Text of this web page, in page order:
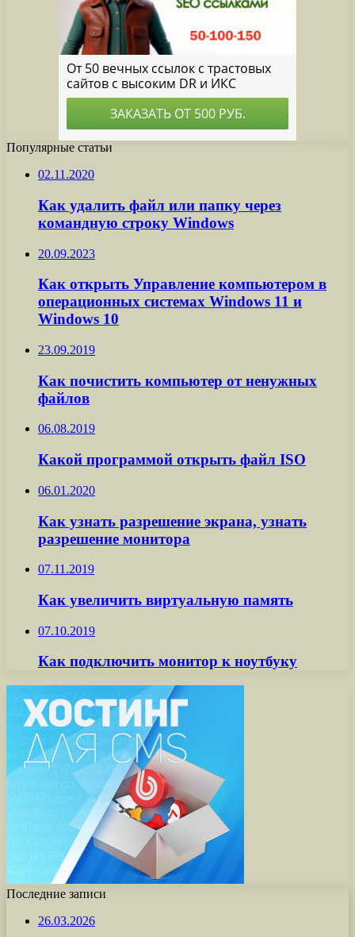
Популярные статьи
02.11.2020
Как удалить файл или папку через
командную строку Windows
20.09.2023
Как открыть Управление компьютером в
операционных системах Windows 11 и
Windows 10
23.09.2019
Как почистить компьютер от ненужных
файлов
06.08.2019
Какой программой открыть файл ISO
06.01.2020
Как узнать разрешение экрана, узнать
разрешение монитора
07.11.2019
Как увеличить виртуальную память
07.10.2019
Как подключить монитор к ноутбуку
Последние записи
26.03.2026